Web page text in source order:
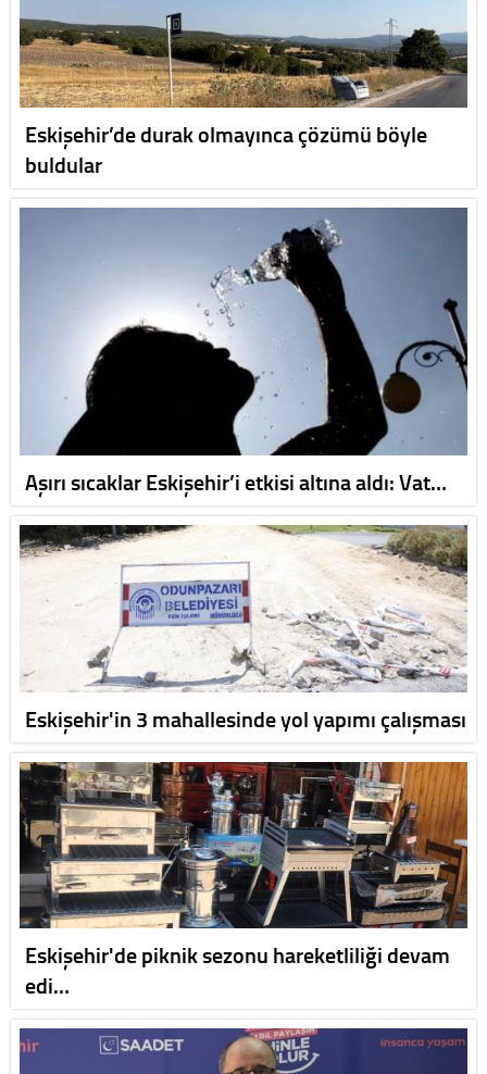
Eskişehir’de durak olmayınca çözümü böyle
buldular
Aşırı sıcaklar Eskişehir’i etkisi altına aldı: Vat…
Eskişehir'in 3 mahallesinde yol yapımı çalışması
Eskişehir'de piknik sezonu hareketliliği devam
edi…